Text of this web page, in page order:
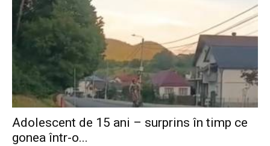
Adolescent de 15 ani – surprins în timp ce
gonea într-o...